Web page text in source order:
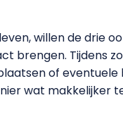
willen de drie
brengen. Tijdens
of
wat makkelijker